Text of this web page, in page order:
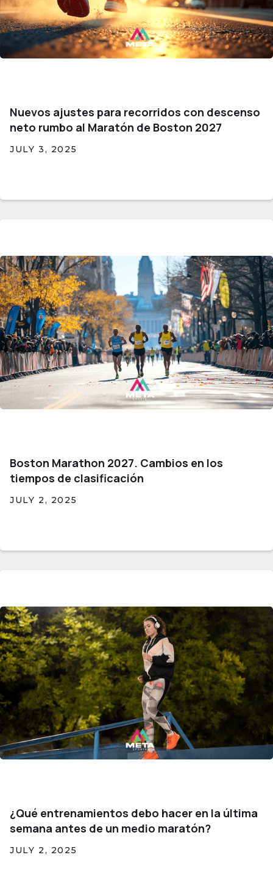
Nuevos ajustes para recorridos con descenso
neto rumbo al Maratón de Boston 2027
JULY 3, 2025
Boston Marathon 2027. Cambios en los
tiempos de clasificación
JULY 2, 2025
¿Qué entrenamientos debo hacer en la última
semana antes de un medio maratón?
JULY 2, 2025